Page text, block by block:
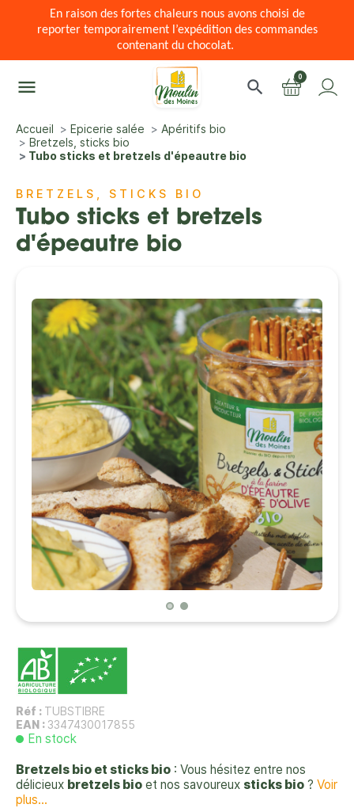
En raison des fortes chaleurs nous avons choisi de
reporter temporairement l’expédition des commandes
contenant du chocolat.
menu search 0
Accueil Epicerie salée
Apéritifs bio
Bretzels, sticks bio
Tubo sticks et bretzels d'épeautre bio
BRETZELS, STICKS BIO
Tubo sticks et bretzels
d'épeautre bio
Réf : TUBSTIBRE
EAN : 3347430017855
En stock
Bretzels bio et sticks bio : Vous hésitez entre nos
délicieux bretzels bio et nos savoureux sticks bio ? Voir
plus...